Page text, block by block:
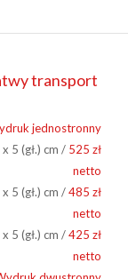
transport
jednostronny
5 (gł.) cm / 525 zł
netto
5 (gł.) cm /485 zł
netto
5 (gł.) cm /425 zł
netto